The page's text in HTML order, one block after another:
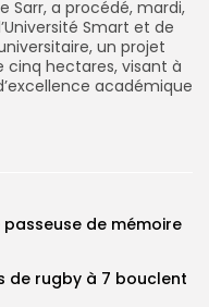
Sarr, a procédé, mardi,
Smart et de
un projet
hectares, visant à
académique
passeuse de mémoire
de rugby à 7 bouclent